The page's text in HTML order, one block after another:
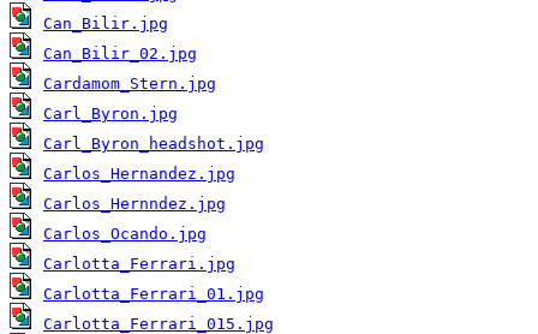
Can_Bilir.jpg
Can_Bilir_02.jpg
Cardamom_Stern.jpg
Carl_Byron.jpg
Carl_Byron_headshot.jpg
Carlos_Hernandez.jpg
Carlos_Hernndez.jpg
Carlos_Ocando.jpg
Carlotta_Ferrari.jpg
Carlotta_Ferrari_01.jpg
Carlotta_Ferrari_015.jpg